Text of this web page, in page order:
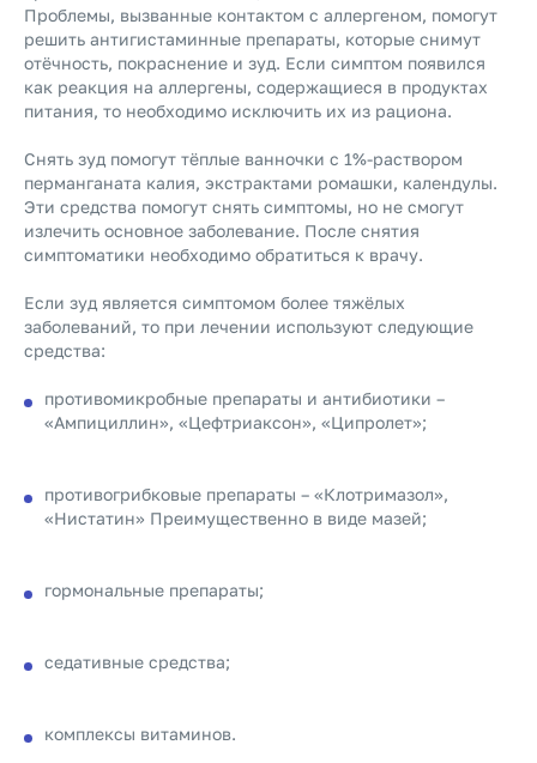
Проблемы, вызванные контактом с аллергеном, помогут
решить антигистаминные препараты, которые снимут
отёчность, покраснение и зуд. Если симптом появился
как реакция на аллергены, содержащиеся в продуктах
питания, то необходимо исключить их из рациона.
Снять зуд помогут тёплые ванночки с 1%-раствором
перманганата калия, экстрактами ромашки, календулы.
Эти средства помогут снять симптомы, но не смогут
излечить основное заболевание. После снятия
симптоматики необходимо обратиться к врачу.
Если зуд является симптомом более тяжёлых
заболеваний, то при лечении используют следующие
средства:
противомикробные препараты и антибиотики –
«Ампициллин», «Цефтриаксон», «Ципролет»;
противогрибковые препараты – «Клотримазол»,
«Нистатин» Преимущественно в виде мазей;
гормональные препараты;
седативные средства;
комплексы витаминов.